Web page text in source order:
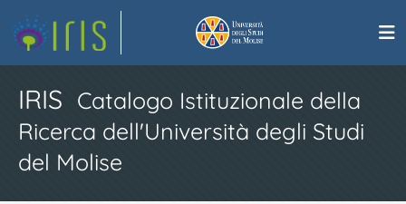
IRIS Catalogo Istituzionale della
Ricerca dell'Università degli Studi
del Molise